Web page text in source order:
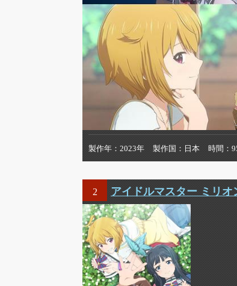
製作年 2023年 製作国 日本 時間
2 アイドルマスター ミリ